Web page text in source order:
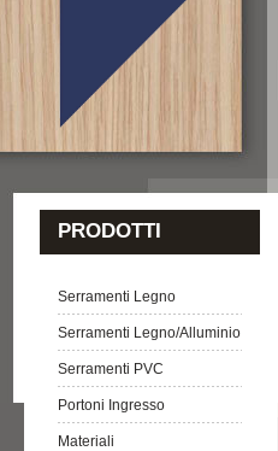
PRODOTTI
Serramenti Legno
Serramenti Legno/Alluminio
Serramenti PVC
Portoni Ingresso
Materiali